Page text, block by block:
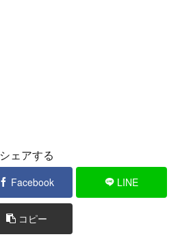
シェアする
Facebook LINE
コピー